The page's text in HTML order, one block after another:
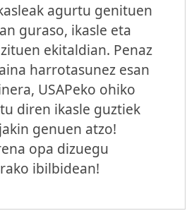
agurtu genituen
guraso, ikasle eta
ekitaldian. Penaz
harrotasunez esan
USAPeko ohiko
diren ikasle guztiek
genuen atzo!
opa dizuegu
ibilbidean!